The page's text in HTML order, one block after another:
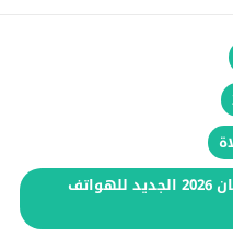
تحديث امساكية رمضان تقويم رمضان 2026 الجديد للهواتف